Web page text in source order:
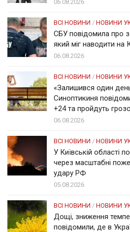
06.08.2026
ВСІ НОВИНИ / НОВИНИ
СБУ повідомила про
який міг наводити на
06.08.2026
ВСІ НОВИНИ / НОВИНИ
«Залишився один
Синоптикиня
+24 та пройдуть
06.08.2026
ВСІ НОВИНИ / НОВИНИ
У Київській області
через масштабні
удару РФ
05.08.2026
ВСІ НОВИНИ / НОВИНИ
Дощі, зниження
повідомили, де в